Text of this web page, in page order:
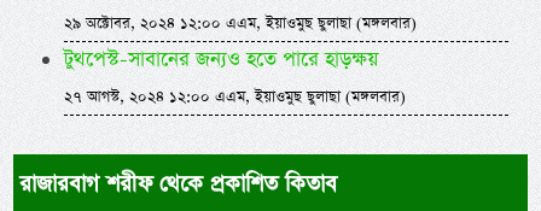
২৯ অক্টোবর, ২০২৪ ১২:০০ এএম, ইয়াওমুছ ছুলাছা (মঙ্গলবার)
টুথপেস্ট-সাবানের জন্যও হতে পারে হাড়ক্ষয়
২৭ আগস্ট, ২০২৪ ১২:০০ এএম, ইয়াওমুছ ছুলাছা (মঙ্গলবার)
রাজারবাগ শরীফ থেকে প্রকাশিত কিতাব